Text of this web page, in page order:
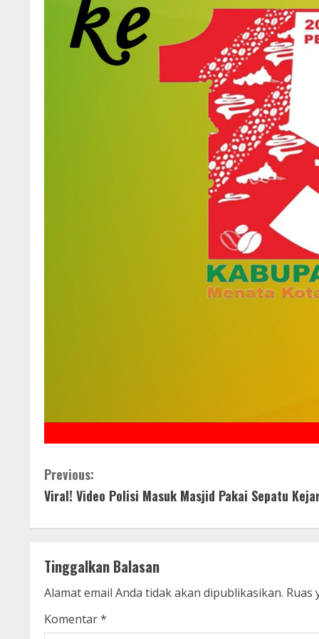
C
o
n
t
i
n
Previous:
Viral! Video Polisi Masuk Masjid Pakai Sepatu
Tinggalkan Balasan
Alamat email Anda tidak akan dipublikasikan. Ruas
Komentar*